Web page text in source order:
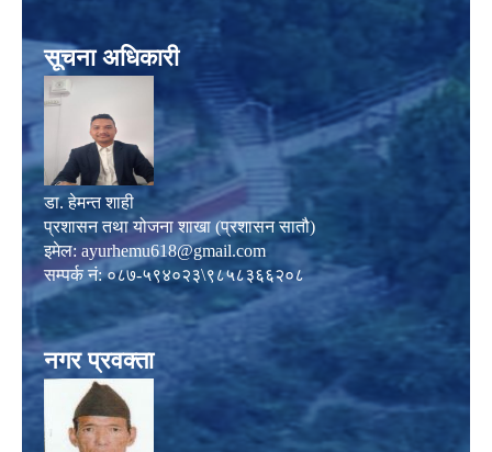
सूचना अधिकारी
डा. हेमन्त शाही
प्रशासन तथा योजना शाखा (प्रशासन सातौ)
इमेल: ayurhemu618@gmail.com
सम्पर्क नं: ०८७-५९४०२३\९८५८३६६२०८
नगर प्रवक्ता